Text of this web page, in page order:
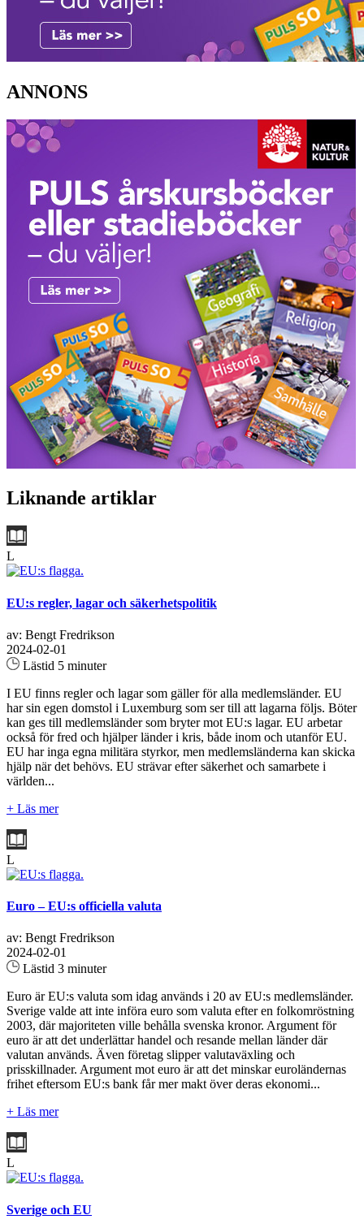
ANNONS
Liknande artiklar
L
EU:s regler, lagar och säkerhetspolitik
av: Bengt Fredrikson
2024-02-01
Lästid 5 minuter
I EU finns regler och lagar som gäller för alla medlemsländer. EU
har sin egen domstol i Luxemburg som ser till att lagarna följs. Böter
kan ges till medlemsländer som bryter mot EU:s lagar. EU arbetar
också för fred och hjälper länder i kris, både inom och utanför EU.
EU har inga egna militära styrkor, men medlemsländerna kan skicka
hjälp när det behövs. EU strävar efter säkerhet och samarbete i
världen...
+ Läs mer
L
Euro – EU:s officiella valuta
av: Bengt Fredrikson
2024-02-01
Lästid 3 minuter
Euro är EU:s valuta som idag används i 20 av EU:s medlemsländer.
Sverige valde att inte införa euro som valuta efter en folkomröstning
2003, där majoriteten ville behålla svenska kronor. Argument för
euro är att det underlättar handel och resande mellan länder där
valutan används. Även företag slipper valutaväxling och
prisskillnader. Argument mot euro är att det minskar euroländernas
frihet eftersom EU:s bank får mer makt över deras ekonomi...
+ Läs mer
L
Sverige och EU